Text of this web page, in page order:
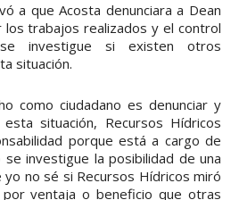
a que Acosta denunciara a Dean
trabajos realizados y el control
investigue si existen otros
situación.
como ciudadano es denunciar y
situación, Recursos Hídricos
porque está a cargo de
investigue la posibilidad de una
yo no sé si Recursos Hídricos miró
ventaja o beneficio que otras